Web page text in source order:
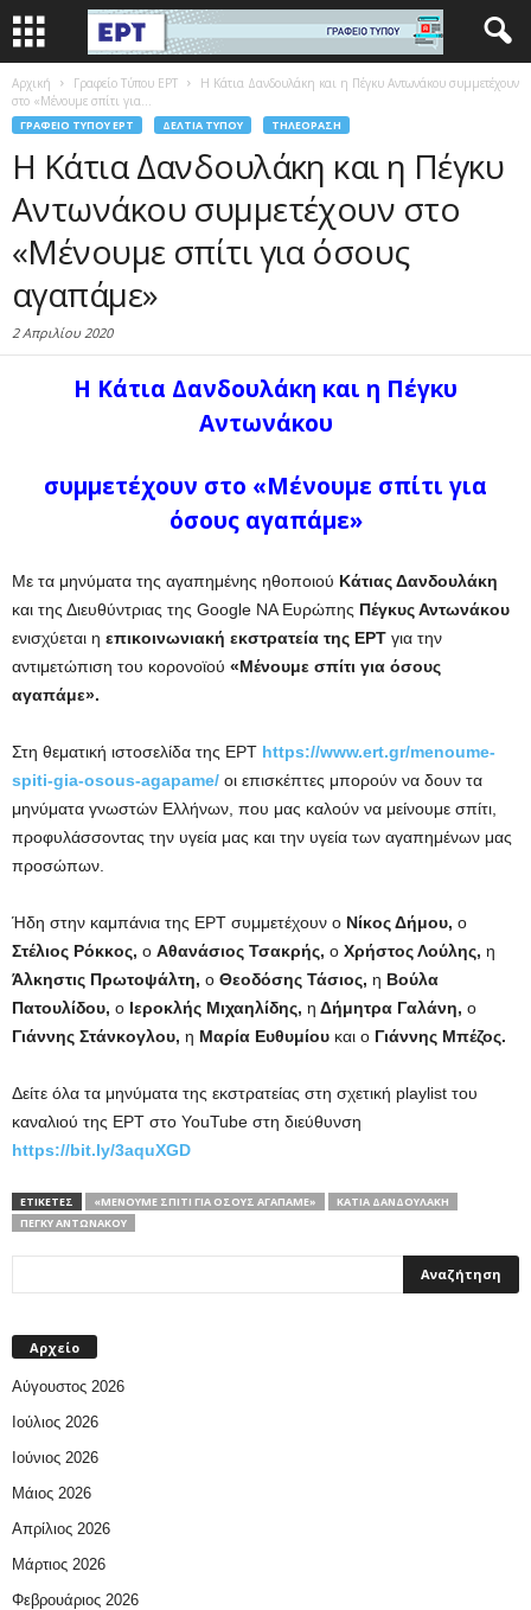
Αρχική Γραφείο Τύπου ΕΡΤ
Η Κάτια Δανδουλάκη και η Πέγκυ Αντωνάκου συμμετέχουν
στο «Μένουμε σπίτι για...
ΓΡΑΦΕΊΟ ΤΎΠΟΥ ΕΡΤ ΔΕΛΤΊΑ ΤΎΠΟΥ ΤΗΛΕΌΡΑΣΗ
Η Κάτια Δανδουλάκη και η Πέγκυ
Αντωνάκου συμμετέχουν στο
«Μένουμε σπίτι για όσους
αγαπάμε»
2 Απριλίου 2020
Η Κάτια Δανδουλάκη και η Πέγκυ
Αντωνάκου
συμμετέχουν στο «Μένουμε σπίτι για
όσους αγαπάμε»
Με τα μηνύματα της αγαπημένης ηθοποιού Κάτιας Δανδουλάκη
και της Διευθύντριας της Google NA Ευρώπης Πέγκυς Αντωνάκου
ενισχύεται η επικοινωνιακή εκστρατεία της ΕΡΤ για την
αντιμετώπιση του κορονοϊού «Μένουμε σπίτι για όσους
αγαπάμε».
Στη θεματική ιστοσελίδα της ΕΡΤ https://www.ert.gr/menoume-
spiti-gia-osous-agapame/ οι επισκέπτες μπορούν να δουν τα
μηνύματα γνωστών Ελλήνων, που μας καλούν να μείνουμε σπίτι,
προφυλάσσοντας την υγεία μας και την υγεία των αγαπημένων μας
προσώπων.
Ήδη στην καμπάνια της ΕΡΤ συμμετέχουν ο Νίκος Δήμου, ο
Στέλιος Ρόκκος, ο Αθανάσιος Τσακρής, ο Χρήστος Λούλης, η
Άλκηστις Πρωτοψάλτη, ο Θεοδόσης Τάσιος, η Βούλα
Πατουλίδου, ο Ιεροκλής Μιχαηλίδης, η Δήμητρα Γαλάνη, ο
Γιάννης Στάνκογλου, η Μαρία Ευθυμίου και ο Γιάννης Μπέζος.
Δείτε όλα τα μηνύματα της εκστρατείας στη σχετική playlist του
καναλιού της ΕΡΤ στο YouTube στη διεύθυνση
https://bit.ly/3aquXGD
ΕΤΙΚΕΤΕΣ «ΜΈΝΟΥΜΕ ΣΠΊΤΙ ΓΙΑ ΌΣΟΥΣ ΑΓΑΠΆΜΕ»
ΚΆΤΙΑ ΔΑΝΔΟΥΛΆΚΗ
ΠΈΓΚΥ ΑΝΤΩΝΆΚΟΥ
Αρχείο
Αύγουστος 2026
Ιούλιος 2026
Ιούνιος 2026
Μάιος 2026
Απρίλιος 2026
Μάρτιος 2026
Φεβρουάριος 2026